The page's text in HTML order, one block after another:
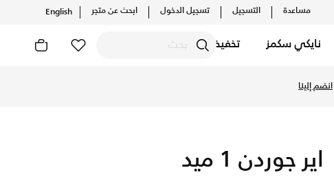
مساعدة التسجيل تسجيل الدخول ابحث عن متجر English
نايكي سكمز تخفيضات
انضم إلينا
اير جوردن 1 ميد